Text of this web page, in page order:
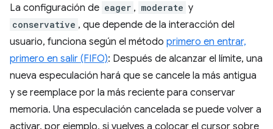
La configuración de eager , moderate y
conservative , que depende de la interacción del
usuario, funciona según el método primero en entrar,
primero en salir (FIFO): Después de alcanzar el límite, una
nueva especulación hará que se cancele la más antigua
y se reemplace por la más reciente para conservar
memoria. Una especulación cancelada se puede volver a